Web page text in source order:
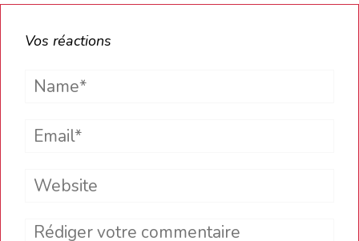
Vos réactions
Name*
Email*
Website
Comment